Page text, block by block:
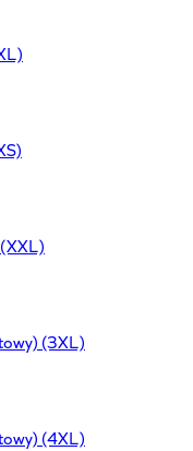
(3XL)
(4XL)